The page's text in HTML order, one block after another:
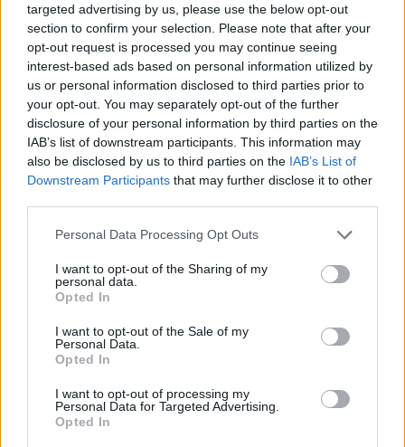
targeted advertising by us, please use the below opt-out
section to confirm your selection. Please note that after your
opt-out request is processed you may continue seeing
interest-based ads based on personal information utilized by
us or personal information disclosed to third parties prior to
your opt-out. You may separately opt-out of the further
disclosure of your personal information by third parties on the
IAB’s list of downstream participants. This information may
also be disclosed by us to third parties on the IAB’s List of
Downstream Participants that may further disclose it to other
Personal Data Processing Opt Outs
I want to opt-out of the Sharing of my
personal data.
Opted In
I want to opt-out of the Sale of my
Personal Data.
Opted In
I want to opt-out of processing my
Personal Data for Targeted Advertising.
Opted In
Beppe Tassone
Leggi anche:
7Pines Resort Sardinia: due cene stellate con IYO